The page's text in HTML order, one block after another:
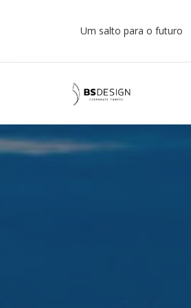
Um salto para o futuro